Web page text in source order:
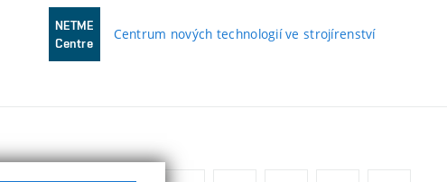
NETME
Centre
Centrum nových technologií ve strojírenství